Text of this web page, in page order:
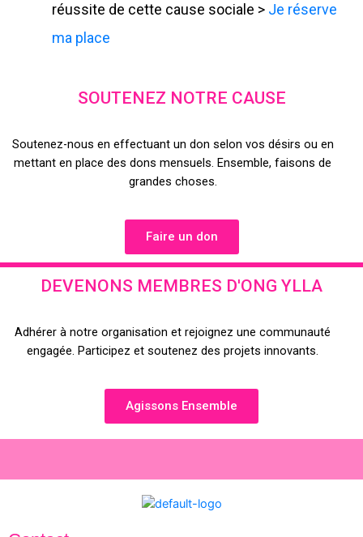
réussite de cette cause sociale > Je réserve
ma place
SOUTENEZ NOTRE CAUSE
Soutenez-nous en effectuant un don selon vos désirs ou en
mettant en place des dons mensuels. Ensemble, faisons de
grandes choses.
Faire un don
DEVENONS MEMBRES D'ONG YLLA
Adhérer à notre organisation et rejoignez une communauté
engagée. Participez et soutenez des projets innovants.
Agissons Ensemble